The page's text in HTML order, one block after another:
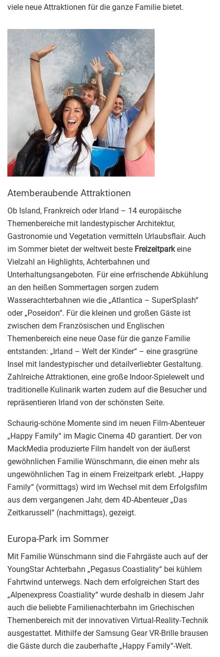
viele neue Attraktionen für die ganze Familie bietet.
Atemberaubende Attraktionen
Ob Island, Frankreich oder Irland – 14 europäische
Themenbereiche mit landestypischer Architektur,
Gastronomie und Vegetation vermitteln Urlaubsflair. Auch
im Sommer bietet der weltweit beste Freizeitparkeine
Vielzahl an Highlights, Achterbahnen und
Unterhaltungsangeboten. Für eine erfrischende Abkühlung
an den heißen Sommertagen sorgen zudem
Wasserachterbahnen wie die „Atlantica – SuperSplash“
oder „Poseidon“. Für die kleinen und großen Gäste ist
zwischen dem Französischen und Englischen
Themenbereich eine neue Oase für die ganze Familie
entstanden: „Irland – Welt der Kinder“ – eine grasgrüne
Insel mit landestypischer und detailverliebter Gestaltung.
Zahlreiche Attraktionen, eine große Indoor-Spielewelt und
traditionelle Kulinarik warten zudem auf die Besucher und
repräsentieren Irland von der schönsten Seite.
Schaurig-schöne Momente sind im neuen Film-Abenteuer
„Happy Family“ im Magic Cinema 4D garantiert. Der von
MackMedia produzierte Film handelt von der äußerst
gewöhnlichen Familie Wünschmann, die einen mehr als
ungewöhnlichen Tag in einem Freizeitpark erlebt. „Happy
Family“ (vormittags) wird im Wechsel mit dem Erfolgsfilm
aus dem vergangenen Jahr, dem 4D-Abenteuer „Das
Zeitkarussell“ (nachmittags), gezeigt.
Europa-Park im Sommer
Mit Familie Wünschmann sind die Fahrgäste auch auf der
YoungStar Achterbahn „Pegasus Coastiality“ bei kühlem
Fahrtwind unterwegs. Nach dem erfolgreichen Start des
„Alpenexpress Coastiality“ wurde deshalb in diesem Jahr
auch die beliebte Familienachterbahn im Griechischen
Themenbereich mit der innovativen Virtual-Reality-Technik
ausgestattet. Mithilfe der Samsung Gear VR-Brille brausen
die Gäste durch die zauberhafte „Happy Family“-Welt.